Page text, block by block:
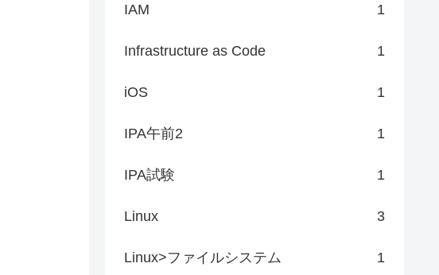
IAM 1
Infrastructure as Code 1
iOS 1
IPA午前2 1
IPA試験 1
Linux 3
Linux>ファイルシステム 1